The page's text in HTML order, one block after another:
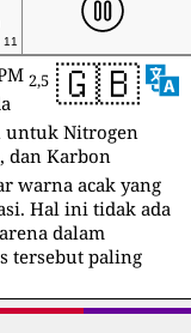
11
🇬🇧
2,5
untuk Nitrogen
dan Karbon
warna acak yang
Hal ini tidak ada
dalam
tersebut paling